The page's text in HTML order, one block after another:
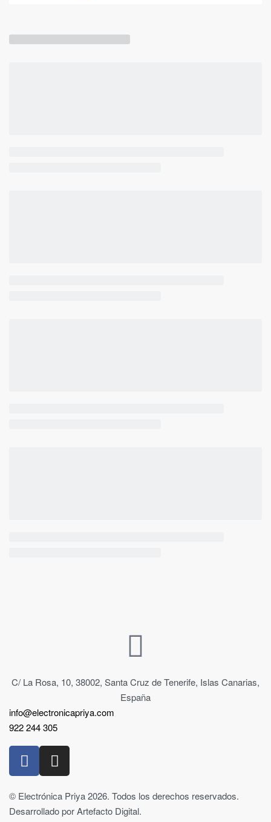
C/ La Rosa, 10, 38002, Santa Cruz de Tenerife, Islas Canarias,
España
info@electronicapriya.com
922 244 305
© Electrónica Priya 2026. Todos los derechos reservados.
Desarrollado por Artefacto Digital.